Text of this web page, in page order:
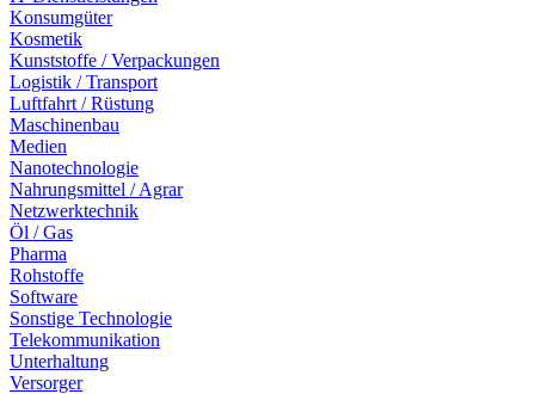
Konsumgüter
Kosmetik
Kunststoffe / Verpackungen
Logistik / Transport
Luftfahrt / Rüstung
Maschinenbau
Medien
Nanotechnologie
Nahrungsmittel / Agrar
Netzwerktechnik
Öl / Gas
Pharma
Rohstoffe
Software
Sonstige Technologie
Telekommunikation
Unterhaltung
Versorger